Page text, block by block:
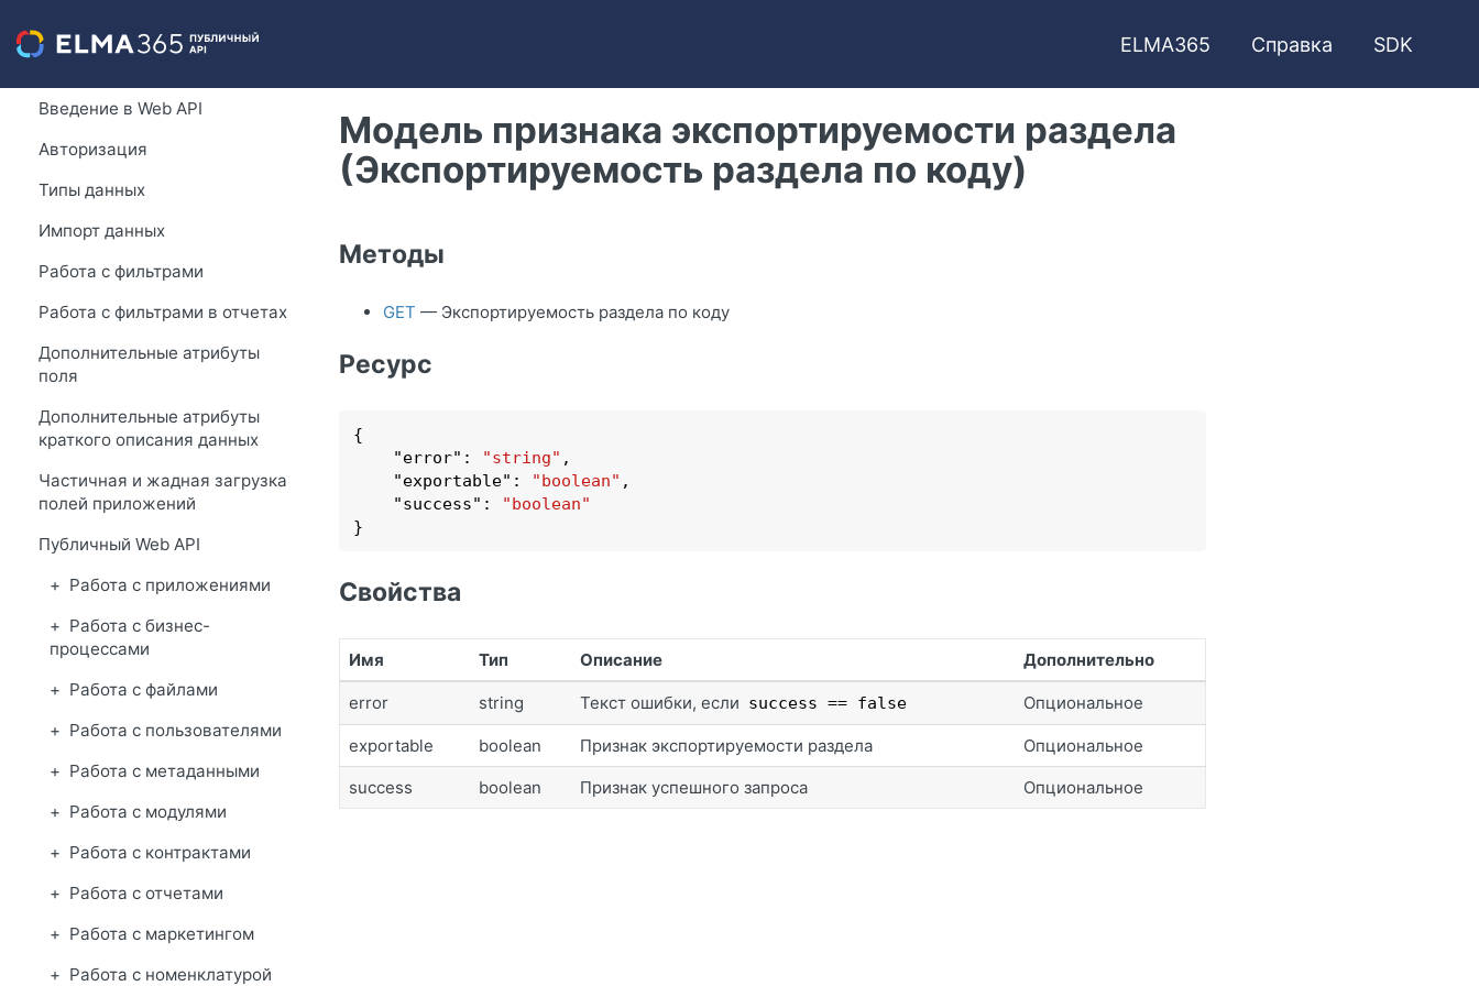
ELMA365 Справка SDK
Введение в Web API
Авторизация
Типы данных
Импорт данных
Работа с фильтрами
Работа с фильтрами в отчетах
Дополнительные атрибуты
поля
Дополнительные атрибуты
краткого описания данных
Частичная и жадная загрузка
полей приложений
Публичный Web API
Работа с приложениями
Работа с бизнес-
процессами
Работа с файлами
Работа с пользователями
Работа с метаданными
Работа с модулями
Работа с контрактами
Работа с отчетами
Работа с маркетингом
Работа с номенклатурой
Модель признака экспортируемости раздела
(Экспортируемость раздела по коду)
Методы
GET — Экспортируемость раздела по коду
Ресурс
{
    "
error": "string" ,
    "
exportable": "boolean" ,
    "
success": "boolean"
}
Свойства
Имя Тип Описание Дополнительно
error string Текст ошибки, если success == false Опциональное
exportable boolean Признак экспортируемости раздела
Опциональное
success
boolean Признак успешного запроса Опциональное